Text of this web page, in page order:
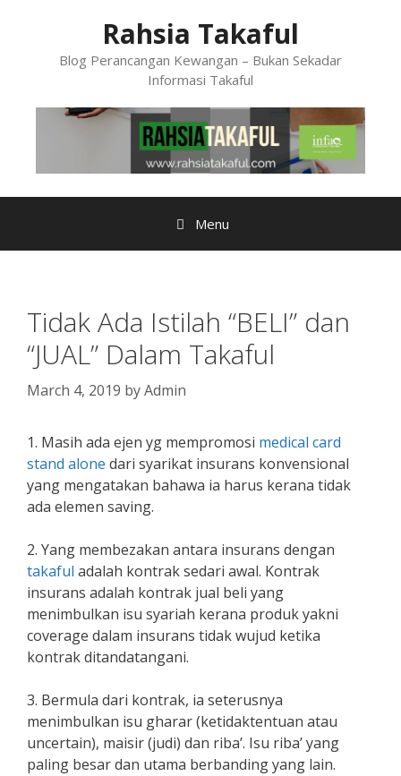
Rahsia Takaful
Blog Perancangan Kewangan – Bukan Sekadar
Informasi Takaful
Menu
Tidak Ada Istilah “BELI” dan
“JUAL” Dalam Takaful
March 4, 2019 byAdmin
1. Masih ada ejen yg mempromosi medical card
stand alone dari syarikat insurans konvensional
yang mengatakan bahawa ia harus kerana tidak
ada elemen saving.
2. Yang membezakan antara insurans dengan
takaful adalah kontrak sedari awal. Kontrak
insurans adalah kontrak jual beli yang
menimbulkan isu syariah kerana produk yakni
coverage dalam insurans tidak wujud ketika
kontrak ditandatangani.
3. Bermula dari kontrak, ia seterusnya
menimbulkan isu gharar (ketidaktentuan atau
uncertain), maisir (judi) dan riba’. Isu riba’ yang
paling besar dan utama berbanding yang lain.